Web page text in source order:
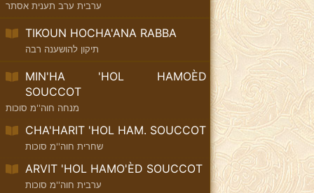
ערבית ערב תענית אסתר
TIKOUN HOCHA'ANA RABBA
תיקון להושענה רבה
MIN'HA 'HOL HAMOÈD
SOUCCOT
מנחה חוה''מ סוכות
CHA'HARIT 'HOL HAM. SOUCCOT
שחרית חוה''מ סוכות
ARVIT 'HOL HAMO'ÈD SOUCCOT
ערבית חוה''מ סוכות